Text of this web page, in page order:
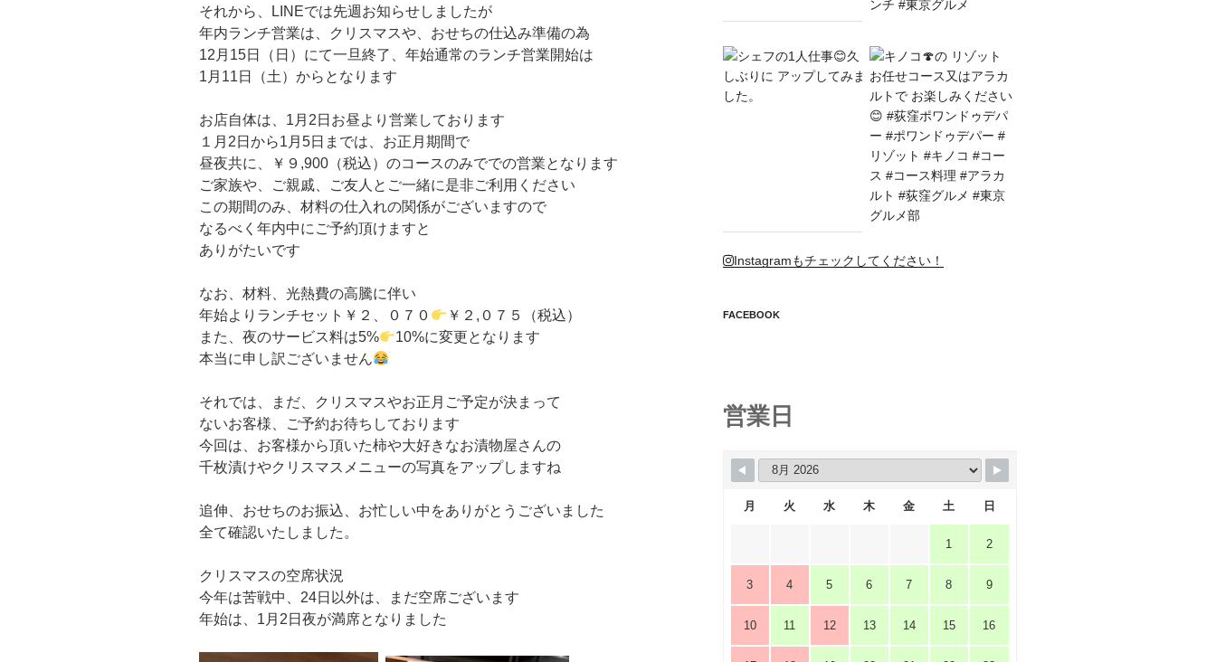
それから、LINEでは先週お知らせしましたが
年内ランチ営業は、クリスマスや、おせちの仕込み準備の為
12月15日（日）にて一旦終了、年始通常のランチ営業開始は
1月11日（土）からとなります
お店自体は、1月2日お昼より営業しております
１月2日から1月5日までは、お正月期間で
昼夜共に、￥９,900（税込）のコースのみででの営業となります
ご家族や、ご親戚、ご友人とご一緒に是非ご利用ください
この期間のみ、材料の仕入れの関係がございますので
なるべく年内中にご予約頂けますと
ありがたいです
なお、材料、光熱費の高騰に伴い
年始よりランチセット￥２、０７０
￥２,０７５（税込）
また、夜のサービス料は5%
10%に変更となります
本当に申し訳ございません
それでは、まだ、クリスマスやお正月ご予定が決まって
ないお客様、ご予約お待ちしております
今回は、お客様から頂いた柿や大好きなお漬物屋さんの
千枚漬けやクリスマスメニューの写真をアップしますね
追伸、おせちのお振込、お忙しい中をありがとうございました
全て確認いたしました。
クリスマスの空席状況
今年は苦戦中、24日以外は、まだ空席ございます
年始は、1月2日夜が満席となりました
Instagramもチェックしてください！
FACEBOOK
営業日
月 火 水 木 金 土 日
1 2
3 4 5 6 7 8 9
10 11 12 13 14 15 16